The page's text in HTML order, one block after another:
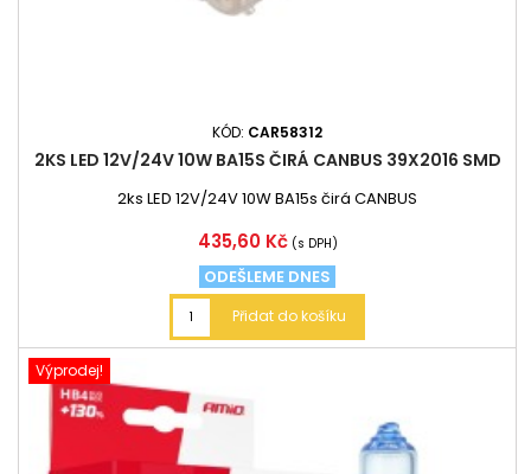
KÓD: CAR58312
2KS LED 12V/24V 10W BA15S ČIRÁ CANBUS 39X2016 SMD
2ks LED 12V/24V 10W BA15s čirá CANBUS
Cena
435,60 Kč (s DPH)
ODEŠLEME DNES
Přidat do košíku
Výprodej!